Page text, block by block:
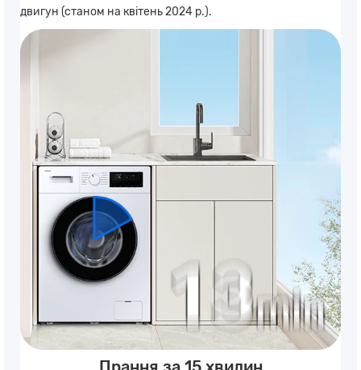
двигун (станом на квітень 2024 р.).